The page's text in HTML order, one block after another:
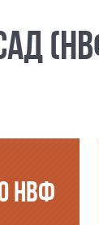
НВФ